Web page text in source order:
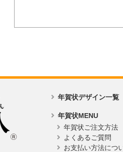
年賀状デザイン一覧
年賀状MENU
年賀状ご注文方法
よくあるご質問
お支払い方法につ